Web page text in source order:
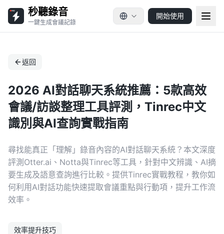
秒聽錄音
一鍵生成會議記錄
開始使用
返回
2026 AI對話聊天系統推薦：5款高效
會議/訪談整理工具評測，Tinrec中文
識別與AI查詢實戰指南
尋找能真正「理解」錄音內容的AI對話聊天系統？本文深度
評測Otter.ai、Notta與Tinrec等工具，針對中文辨識、AI摘
要生成及語意查詢進行比較。提供Tinrec實戰教程，教你如
何利用AI對話功能快速提取會議重點與行動項，提升工作流
效率。
效率提升技巧